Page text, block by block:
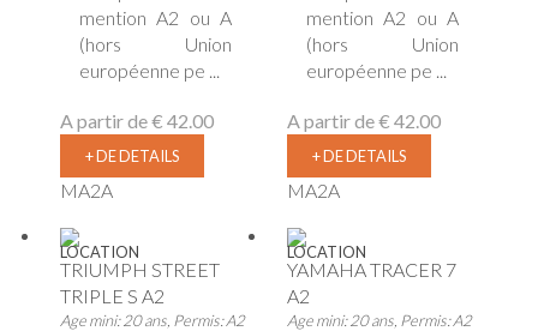
mention A2 ou A
(hors Union
européenne pe ...
A partir de€ 42.00
+ DE DETAILS
MA2A
mention A2 ou A
(hors Union
européenne pe ...
A partir de€ 42.00
+ DE DETAILS
MA2A
LOCATION
TRIUMPH STREET
TRIPLE S A2
Age mini: 20 ans, Permis: A2
LOCATION
YAMAHA TRACER 7
A2
Age mini: 20 ans, Permis: A2